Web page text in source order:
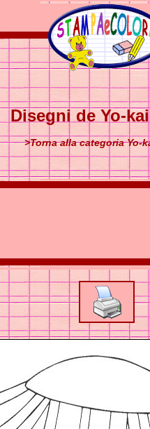
Disegni de Yo-
>Torna alla categoria Yo-